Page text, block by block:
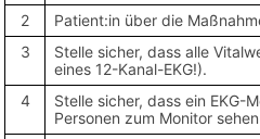
2
Patient:in über die
3
Stelle sicher, dass alle
eines 12-Kanal-EKG!).
4
Stelle sicher, dass ein EKG-
Personen zum Monitor sehen